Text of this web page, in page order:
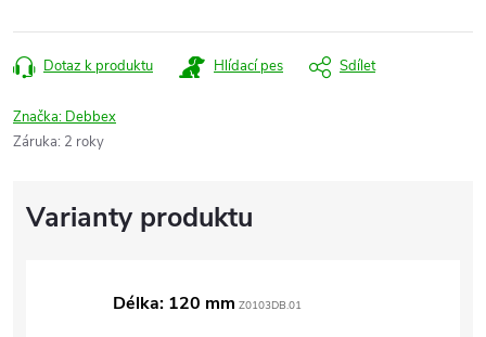
Dotaz k produktu Hlídací pes Sdílet
Značka: Debbex
Záruka: 2 roky
Délka: 120 mm Z0103DB.01